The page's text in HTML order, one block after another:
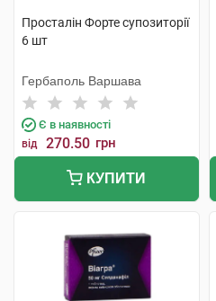
Просталін Форте супозиторії
6 шт
Гербаполь Варшава
Є в наявності
від 270.50 грн
КУПИТИ